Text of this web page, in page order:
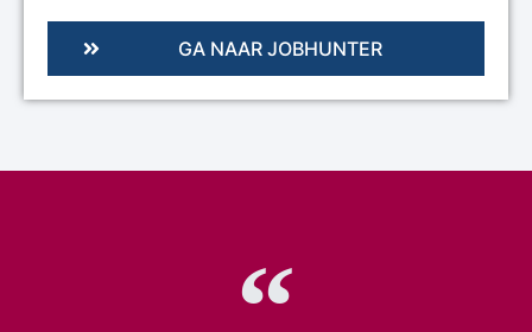
GA NAAR JOBHUNTER